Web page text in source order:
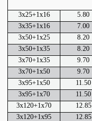
3x25+1x16
5.80
3x35+1x16
7.00
3x50+1x25
8.20
3x50+1x35
8.20
3x70+1x35
9.70
3x70+1x50
9.70
3x95+1x50
11.50
3x95+1x70
11.50
3x120+1x70
12.85
3x120+1x95
12.85